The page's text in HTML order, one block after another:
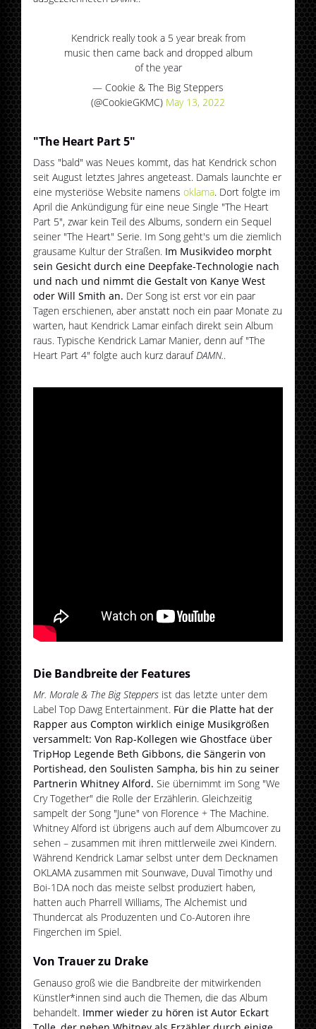
Kendrick really took a 5 year break from
music then came back and dropped album
of the year
— Cookie & The Big Steppers
(@CookieGKMC) May 13, 2022
"The Heart Part 5"
Dass "bald" was Neues kommt, das hat Kendrick schon
seit August letztes Jahres angeteast. Damals launchte er
eine mysteriöse Website namensoklama. Dort folgte im
April die Ankündigung für eine neue Single "The Heart
Part 5", zwar kein Teil des Albums, sondern ein Sequel
seiner "The Heart" Serie. Im Song geht's um die ziemlich
grausame Kultur der Straßen. Im Musikvideo morpht
sein Gesicht durch eine Deepfake-Technologie nach
und nach und nimmt die Gestalt von Kanye West
oder Will Smith an. Der Song ist erst vor ein paar
Tagen erschienen, aber anstatt noch ein paar Monate zu
warten, haut Kendrick Lamar einfach direkt sein Album
raus. Typische Kendrick Lamar Manier, denn auf "The
Heart Part 4" folgte auch kurz daraufDAMN..
Die Bandbreite der Features
Mr. Morale & The Big Steppers ist das letzte unter dem
Label Top Dawg Entertainment. Für die Platte hat der
Rapper aus Compton wirklich einige Musikgrößen
versammelt: Von Rap-Kollegen wie Ghostface über
TripHop Legende Beth Gibbons, die Sängerin von
Portishead, den Soulisten Sampha, bis hin zu seiner
Partnerin Whitney Alford. Sie übernimmt im Song "We
Cry Together" die Rolle der Erzählerin. Gleichzeitig
sampelt der Song "June" von Florence + The Machine.
Whitney Alford ist übrigens auch auf dem Albumcover zu
sehen – zusammen mit ihren mittlerweile zwei Kindern.
Während Kendrick Lamar selbst unter dem Decknamen
OKLAMA zusammen mit Sounwave, Duval Timothy und
Boi-1DA noch das meiste selbst produziert haben,
hatten auch Pharrell Williams, The Alchemist und
Thundercat als Produzenten und Co-Autoren ihre
Fingerchen im Spiel.
Von Trauer zu Drake
Genauso groß wie die Bandbreite der mitwirkenden
Künstler*innen sind auch die Themen, die das Album
behandelt. Immer wieder zu hören ist Autor Eckart